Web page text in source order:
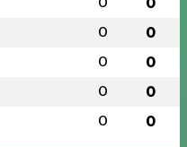
0 0
0 0
0 0
0 0